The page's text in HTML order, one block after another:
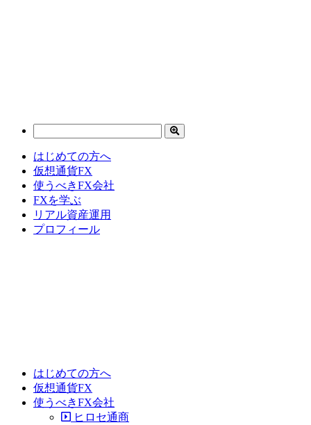
はじめての方へ
仮想通貨FX
使うべきFX会社
FXを学ぶ
リアル資産運用
プロフィール
はじめての方へ
仮想通貨FX
使うべきFX会社
ヒロセ通商